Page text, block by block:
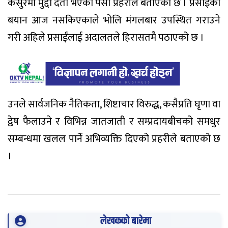
बयान आज नसकिएकाले भोलि मंगलबार उपस्थित गराउने
गरी अहिले प्रसाईंलाई अदालतले हिरासतमै पठाएको छ ।
उनले सार्वजनिक नैतिकता, शिष्टाचार विरुद्ध, कसैप्रति घृणा वा
द्वेष फैलाउने र विभिन्न जातजाती र सम्प्रदायबीचको समधुर
सम्बन्धमा खलल पार्ने अभिव्यक्ति दिएको प्रहरीले बताएको छ
।
लेखकको बारेमा